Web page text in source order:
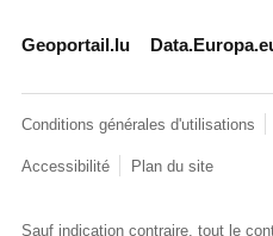
Geoportail.lu
Conditions générales d'utilisations
Accessibilité Plan du site
Sauf indication contraire, tout le